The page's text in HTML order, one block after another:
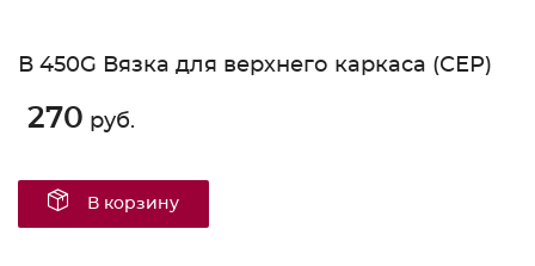
В 450G Вязка для верхнего каркаса (СЕР)
270 руб.
В корзину